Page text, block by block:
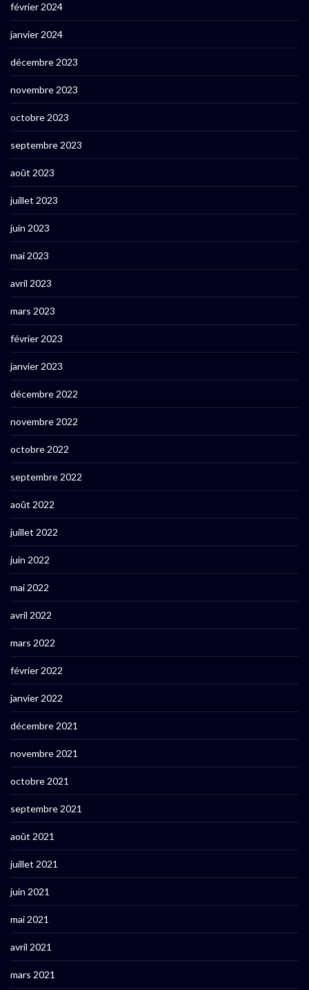
février 2024
janvier 2024
décembre 2023
novembre 2023
octobre 2023
septembre 2023
août 2023
juillet 2023
juin 2023
mai 2023
avril 2023
mars 2023
février 2023
janvier 2023
décembre 2022
novembre 2022
octobre 2022
septembre 2022
août 2022
juillet 2022
juin 2022
mai 2022
avril 2022
mars 2022
février 2022
janvier 2022
décembre 2021
novembre 2021
octobre 2021
septembre 2021
août 2021
juillet 2021
juin 2021
mai 2021
avril 2021
mars 2021